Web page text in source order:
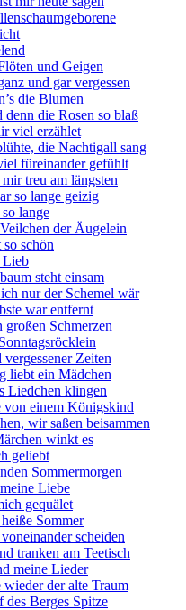
und Geigen
und gar vergessen
die Blumen
denn die Rosen so blaß
viel erzählet
die Nachtigall sang
füreinander gefühlt
treu am längsten
so lange geizig
lange
der Äugelein
schön
Lieb
steht einsam
nur der Schemel wär
war entfernt
großen Schmerzen
Zeiten
liebt ein Mädchen
Liedchen klingen
von einem Königskind
wir saßen beisammen
winkt es
geliebt
Sommermorgen
Liebe
gequälet
Sommer
scheiden
tranken am Teetisch
meine Lieder
der alte Traum
des Berges Spitze